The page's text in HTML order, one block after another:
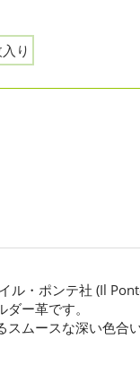
り
・ポンテ社 (Il
ー革です。
ムースな深い色合